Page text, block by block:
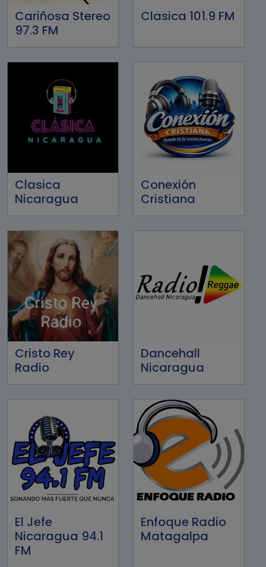
Cariñosa Stereo
97.3 FM
Clasica 101.9 FM
Clasica
Nicaragua
Conexión
Cristiana
Cristo Rey
Radio
Dancehall
Nicaragua
El Jefe
Nicaragua 94.1
FM
Enfoque Radio
Matagalpa